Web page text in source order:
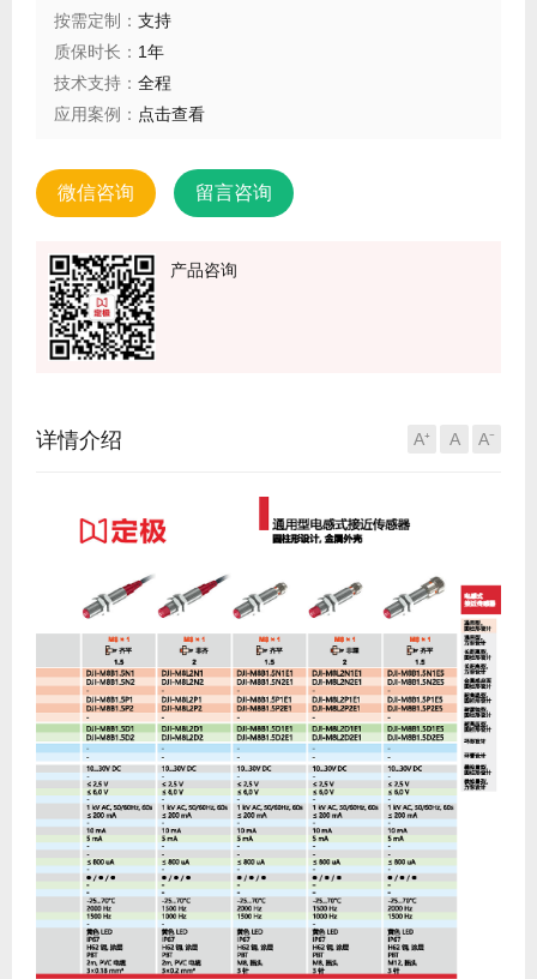
按需定制： 支持
质保时长： 1年
技术支持： 全程
应用案例： 点击查看
微信咨询 留言咨询
产品咨询
详情介绍 A⁺ A A⁻